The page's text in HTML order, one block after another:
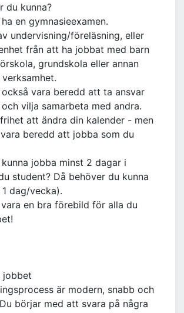
du kunna?
en gymnasieexamen.
undervisning/föreläsning, eller
från att ha jobbat med barn
grundskola eller annan
vara beredd att ta ansvar
vilja samarbeta med andra.
att ändra din kalender - men
beredd att jobba som du
jobba minst 2 dagar i
student? Då behöver du kunna
dag/vecka).
en bra förebild för alla du
jobbet
är modern, snabb och
börjar med att svara på några